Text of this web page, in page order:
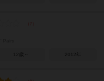
12歳～ 2012年